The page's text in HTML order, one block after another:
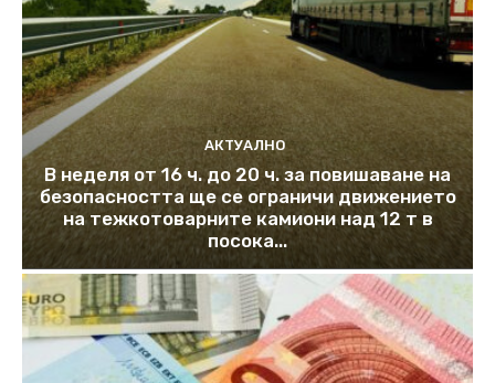
АКТУАЛНО
В неделя от 16 ч. до 20 ч. за повишаване на
безопасността ще се ограничи движението
на тежкотоварните камиони над 12 т в
посока...